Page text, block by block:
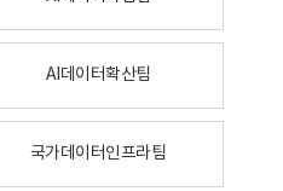
AI데이터확산팀
국가데이터인프라팀